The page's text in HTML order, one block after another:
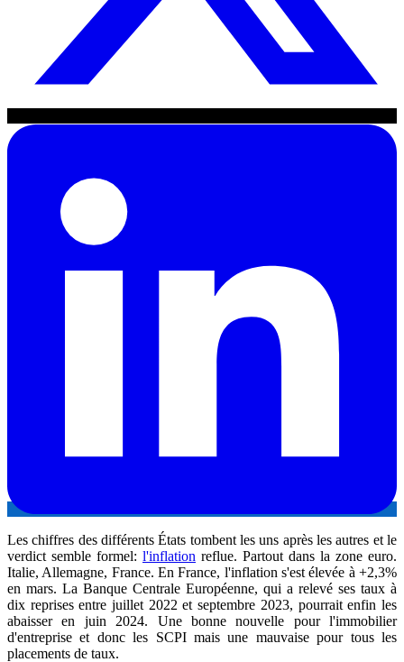
Les chiffres des différents États tombent les uns après les autres et le
verdict semble formel: l'inflation reflue. Partout dans la zone euro.
Italie, Allemagne, France. En France, l'inflation s'est élevée à +2,3%
en mars. La Banque Centrale Européenne, qui a relevé ses taux à
dix reprises entre juillet 2022 et septembre 2023, pourrait enfin les
abaisser en juin 2024. Une bonne nouvelle pour l'immobilier
d'entreprise et donc les SCPI mais une mauvaise pour tous les
placements de taux.